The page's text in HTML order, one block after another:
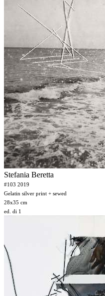
Stefania Beretta
#103 2019
Gelatin silver print + sewed
28x35 cm
ed. di 1